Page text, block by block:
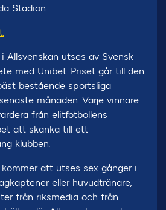
Stadion.
Allsvenskan utses av Svensk
med Unibet. Priset går till den
bestående sportsliga
månaden. Varje vinnare
från elitfotbollens
att skänka till ett
klubben.
att utses sex gånger i
eller huvudtränare,
från riksmedia och från